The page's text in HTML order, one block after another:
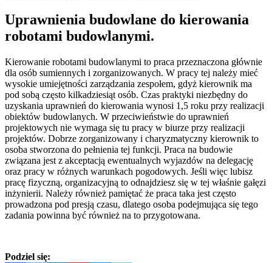
Uprawnienia budowlane do kierowania
robotami budowlanymi.
Kierowanie robotami budowlanymi to praca przeznaczona głównie
dla osób sumiennych i zorganizowanych. W pracy tej należy mieć
wysokie umiejętności zarządzania zespołem, gdyż kierownik ma
pod sobą często kilkadziesiąt osób. Czas praktyki niezbędny do
uzyskania uprawnień do kierowania wynosi 1,5 roku przy realizacji
obiektów budowlanych. W przeciwieństwie do uprawnień
projektowych nie wymaga się tu pracy w biurze przy realizacji
projektów. Dobrze zorganizowany i charyzmatyczny kierownik to
osoba stworzona do pełnienia tej funkcji. Praca na budowie
związana jest z akceptacją ewentualnych wyjazdów na delegację
oraz pracy w różnych warunkach pogodowych. Jeśli więc lubisz
pracę fizyczną, organizacyjną to odnajdziesz się w tej właśnie gałęzi
inżynierii. Należy również pamiętać że praca taka jest często
prowadzona pod presją czasu, dlatego osoba podejmująca się tego
zadania powinna być również na to przygotowana.
Podziel się: